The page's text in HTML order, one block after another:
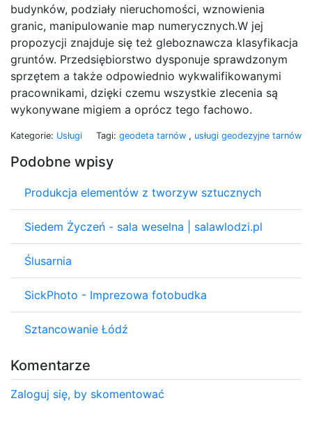
budynków, podziały nieruchomości, wznowienia
granic, manipulowanie map numerycznych.W jej
propozycji znajduje się też gleboznawcza klasyfikacja
gruntów. Przedsiębiorstwo dysponuje sprawdzonym
sprzętem a także odpowiednio wykwalifikowanymi
pracownikami, dzięki czemu wszystkie zlecenia są
wykonywane migiem a oprócz tego fachowo.
Kategorie: Usługi Tagi: geodeta tarnów , usługi geodezyjne tarnów
Podobne wpisy
Produkcja elementów z tworzyw sztucznych
Siedem Życzeń - sala weselna | salawlodzi.pl
Ślusarnia
SickPhoto - Imprezowa fotobudka
Sztancowanie Łódź
Komentarze
Zaloguj się, by skomentować